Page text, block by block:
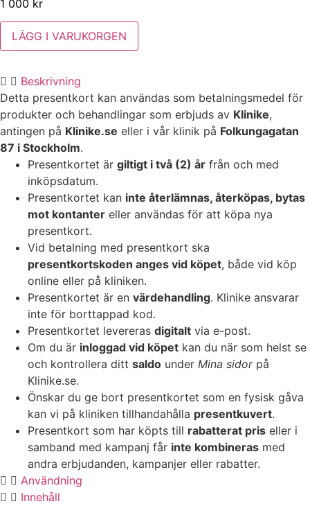
1 000 kr
Digitalt
Presentkort
1000:-
LÄGG I VARUKORGEN
Beskrivning
Detta presentkort kan användas som betalningsmedel för
produkter och behandlingar som erbjuds av Klinike,
antingen på Klinike.se eller i vår klinik på Folkungagatan
87 i Stockholm.
Presentkortet är giltigt i två (2) år från och med
inköpsdatum.
Presentkortet kan inte återlämnas, återköpas, bytas
mot kontanter eller användas för att köpa nya
presentkort.
Vid betalning med presentkort ska
presentkortskoden anges vid köpet, både vid köp
online eller på kliniken.
Presentkortet är en värdehandling. Klinike ansvarar
inte för borttappad kod.
Presentkortet levereras digitalt via e-post.
Om du är inloggad vid köpet kan du när som helst se
och kontrollera ditt saldo under Mina sidorpå
Klinike.se.
Önskar du ge bort presentkortet som en fysisk gåva
kan vi på kliniken tillhandahålla presentkuvert.
Presentkort som har köpts till rabatterat pris eller i
samband med kampanj får inte kombineras med
andra erbjudanden, kampanjer eller rabatter.
Användning
Innehåll